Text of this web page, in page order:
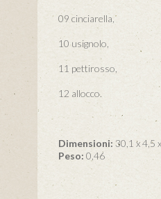
09 cinciarella,
10 usignolo,
11 pettirosso,
12 allocco.
Dimensioni: 30,1 x 4,5
Peso: 0,46